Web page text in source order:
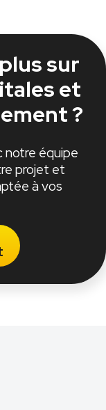
sur
et
?
notre équipe
projet et
à vos